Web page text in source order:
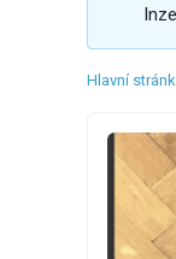
Hlavní